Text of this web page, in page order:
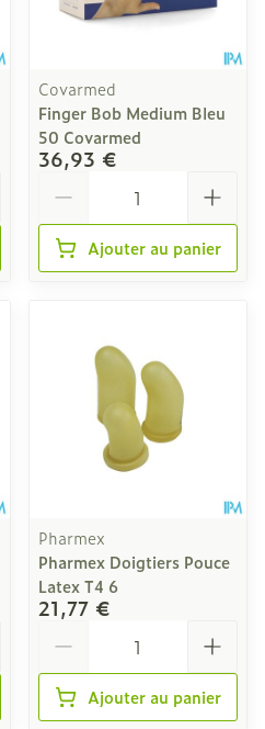
Covarmed
Finger Bob Medium Bleu
50 Covarmed
36,93 €
Ajouter au panier
Pharmex
Pharmex Doigtiers Pouce
Latex T4 6
21,77 €
Ajouter au panier